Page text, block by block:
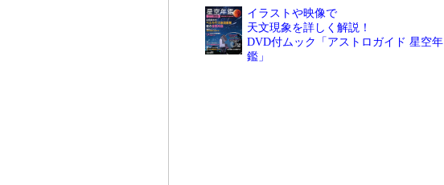
イラストや映像で
天文現象を詳しく解説！
DVD付ムック「アストロガイド 星空年
鑑」